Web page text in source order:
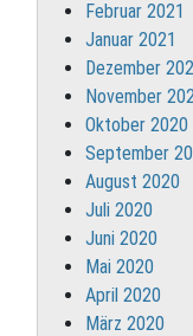
Februar 2021
Januar 2021
Dezember
November
Oktober 2020
September
August 2020
Juli 2020
Juni 2020
Mai 2020
April 2020
März 2020